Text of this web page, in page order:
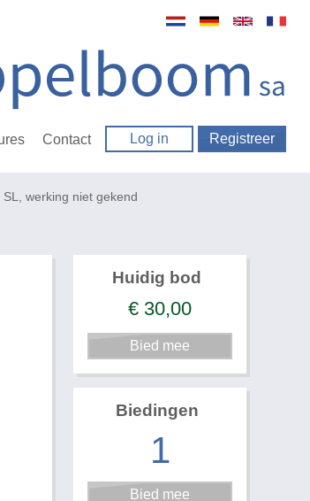
Contact Log in Registreer
werking niet gekend
Huidig bod
€ 30,00
Biedingen
1